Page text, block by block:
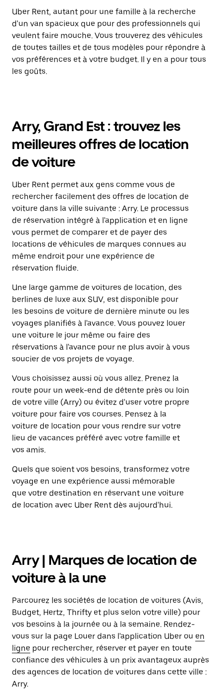
Uber Rent, autant pour une famille à la recherche
d'un van spacieux que pour des professionnels qui
veulent faire mouche. Vous trouverez des véhicules
de toutes tailles et de tous modèles pour répondre à
vos préférences et à votre budget. Il y en a pour tous
les goûts.
Arry, Grand Est : trouvez les
meilleures offres de location
de voiture
Uber Rent permet aux gens comme vous de
rechercher facilement des offres de location de
voiture dans la ville suivante : Arry. Le processus
de réservation intégré à l'application et en ligne
vous permet de comparer et de payer des
locations de véhicules de marques connues au
même endroit pour une expérience de
réservation fluide.
Une large gamme de voitures de location, des
berlines de luxe aux SUV, est disponible pour
les besoins de voiture de dernière minute ou les
voyages planifiés à l'avance. Vous pouvez louer
une voiture le jour même ou faire des
réservations à l'avance pour ne plus avoir à vous
soucier de vos projets de voyage.
Vous choisissez aussi où vous allez. Prenez la
route pour un week-end de détente près ou loin
de votre ville (Arry) ou évitez d'user votre propre
voiture pour faire vos courses. Pensez à la
voiture de location pour vous rendre sur votre
lieu de vacances préféré avec votre famille et
vos amis.
Quels que soient vos besoins, transformez votre
voyage en une expérience aussi mémorable
que votre destination en réservant une voiture
de location avec Uber Rent dès aujourd'hui.
Arry | Marques de location de
voiture à la une
Parcourez les sociétés de location de voitures (Avis,
Budget, Hertz, Thrifty et plus selon votre ville) pour
vos besoins à la journée ou à la semaine. Rendez-
vous sur la page Louer dans l'application Uber ou en
ligne pour rechercher, réserver et payer en toute
confiance des véhicules à un prix avantageux auprès
des agences de location de voitures dans cette ville :
Arry.